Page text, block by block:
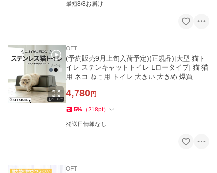
最短8/8お届け
OFT
(予約販売9月上旬入荷予定)(正規品)[大型 猫ト
イレ ステンキャットトイレ Lロータイプ] 猫 猫
用 ネコ ねこ用 トイレ 大きい 大きめ 爆買
4,780円
5% （218pt）
発送日情報なし
OFT